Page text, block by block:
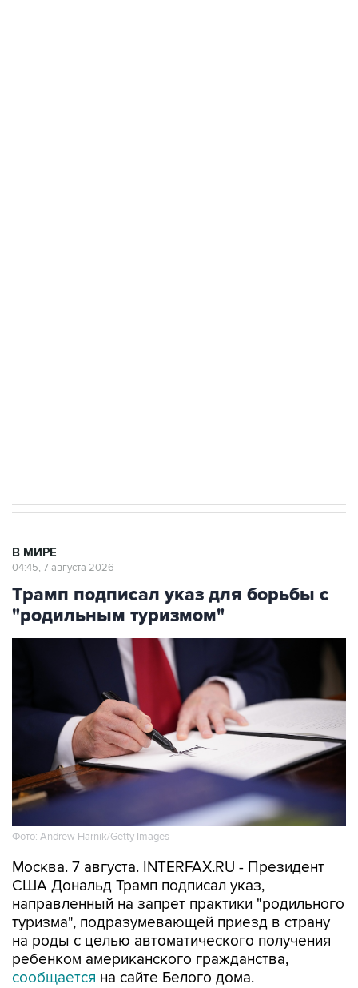
В МИРЕ
04:45, 7 августа 2026
Трамп подписал указ для борьбы с
"родильным туризмом"
Фото: Andrew Harnik/Getty Images
Москва. 7 августа. INTERFAX.RU - Президент
США Дональд Трамп подписал указ,
направленный на запрет практики "родильного
туризма", подразумевающей приезд в страну
на роды с целью автоматического получения
ребенком американского гражданства,
сообщается на сайте Белого дома.